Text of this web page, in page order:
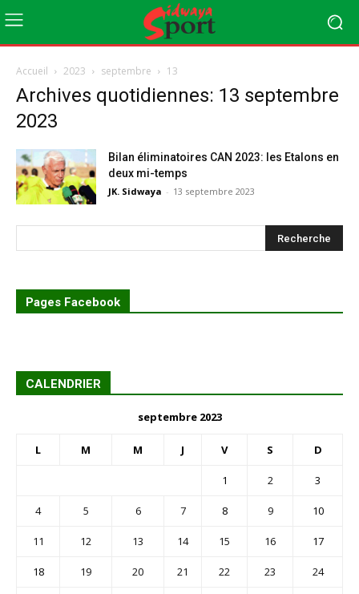
Accueil 2023 septembre 13
Archives quotidiennes: 13 septembre
2023
Bilan éliminatoires CAN 2023: les Etalons en
deux mi-temps
JK. Sidwaya - 13 septembre 2023
Pages Facebook
CALENDRIER
septembre 2023
L M M J V S D
1 2 3
4 5 6 7 8 9 10
11 12 13 14 15 16 17
18 19 20 21 22 23 24